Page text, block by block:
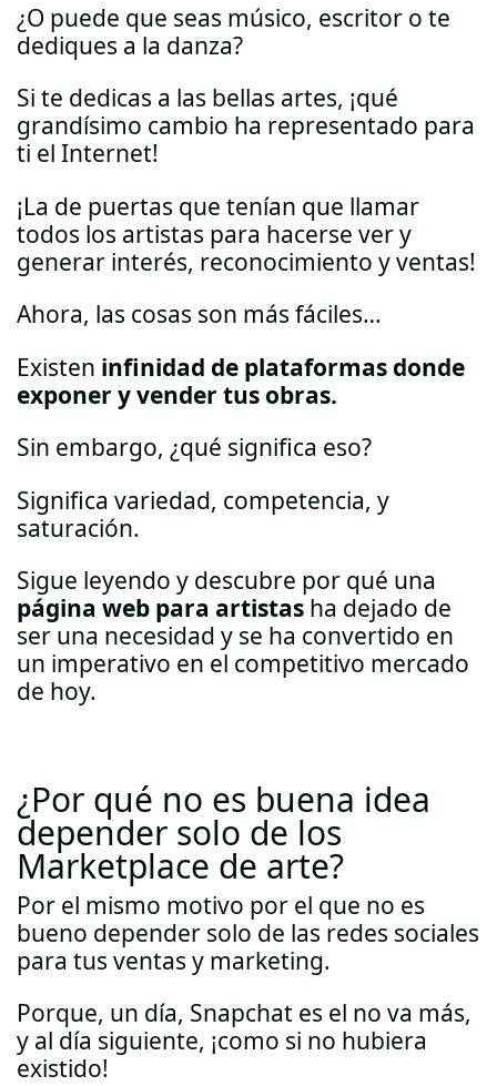
¿O puede que seas músico, escritor o te
dediques a la danza?
Si te dedicas a las bellas artes, ¡qué
grandísimo cambio ha representado para
ti el Internet!
¡La de puertas que tenían que llamar
todos los artistas para hacerse ver y
generar interés, reconocimiento y ventas!
Ahora, las cosas son más fáciles…
Existen infinidad de plataformas donde
exponer y vender tus obras.
Sin embargo, ¿qué significa eso?
Significa variedad, competencia, y
saturación.
Sigue leyendo y descubre por qué una
página web para artistas ha dejado de
ser una necesidad y se ha convertido en
un imperativo en el competitivo mercado
de hoy.
¿Por qué no es buena idea
depender solo de los
Marketplace de arte?
Por el mismo motivo por el que no es
bueno depender solo de las redes sociales
para tus ventas y marketing.
Porque, un día, Snapchat es el no va más,
y al día siguiente, ¡como si no hubiera
existido!